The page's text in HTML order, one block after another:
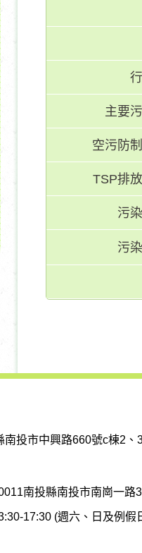
主要
空污防
TSP排
污
污
南投市中興路660號c棟2、
南投縣南投市南崗一路
17:30 (週六、日及例假